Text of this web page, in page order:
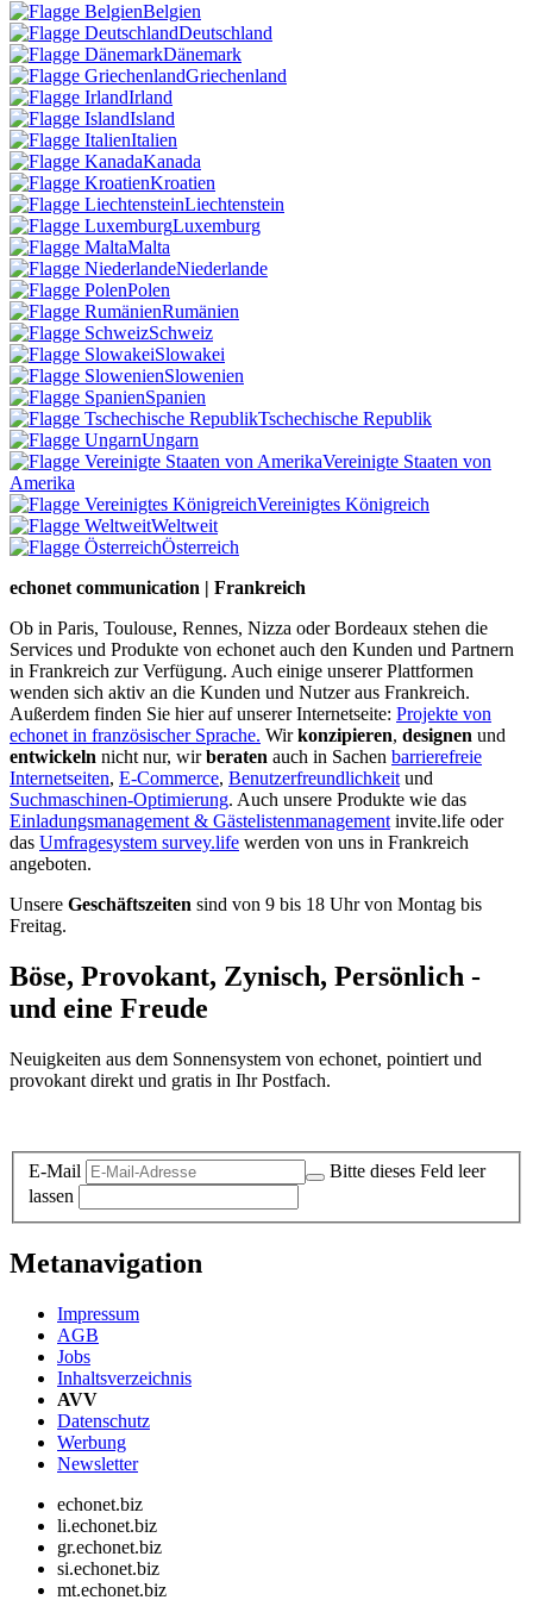
Belgien
Deutschland
Dänemark
Griechenland
Irland
Island
Italien
Kanada
Kroatien
Liechtenstein
Luxemburg
Malta
Niederlande
Polen
Rumänien
Schweiz
Slowakei
Slowenien
Spanien
Tschechische Republik
Ungarn
Vereinigte Staaten von
Amerika
Vereinigtes Königreich
Weltweit
Österreich
echonet communication | Frankreich
Ob in Paris, Toulouse, Rennes, Nizza oder Bordeaux stehen die
Services und Produkte von echonet auch den Kunden und Partnern
in Frankreich zur Verfügung. Auch einige unserer Plattformen
wenden sich aktiv an die Kunden und Nutzer aus Frankreich.
Außerdem finden Sie hier auf unserer Internetseite: Projekte von
echonet in französischer Sprache. Wirkonzipieren, designen und
entwickeln nicht nur, wirberaten auch in Sachen barrierefreie
Internetseiten, E-Commerce, Benutzerfreundlichkeit und
Suchmaschinen-Optimierung. Auch unsere Produkte wie das
Einladungsmanagement & Gästelistenmanagement invite.life oder
das Umfragesystem survey.life werden von uns in Frankreich
angeboten.
Unsere Geschäftszeiten sind von 9 bis 18 Uhr von Montag bis
Freitag.
Böse, Provokant, Zynisch, Persönlich -
und eine Freude
Neuigkeiten aus dem Sonnensystem von echonet, pointiert und
provokant direkt und gratis in Ihr Postfach.
E-Mail
Bitte dieses Feld leer
lassen
Metanavigation
Impressum
AGB
Jobs
Inhaltsverzeichnis
AVV
Datenschutz
Werbung
Newsletter
echonet.biz
li.echonet.biz
gr.echonet.biz
si.echonet.biz
mt.echonet.biz